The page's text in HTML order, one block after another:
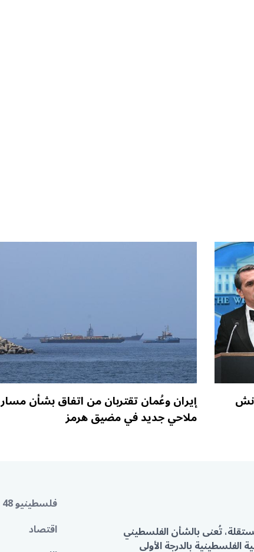
إيران وعُمان تقتربان من اتفاق بشأن مسار
ملاحي جديد في مضيق هرمز
تُعنى بالشأن الفلسطيني
الفلسطينية بالدرجة الأولى
فلسطينيو 48
اقتصاد